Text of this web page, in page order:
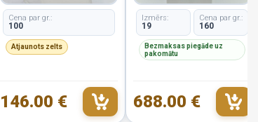
Cena par gr.:
100
Atjaunots zelts
146.00 €
Izmērs:
19
Cena par gr.:
160
Bezmaksas piegāde uz
pakomātu
688.00 €